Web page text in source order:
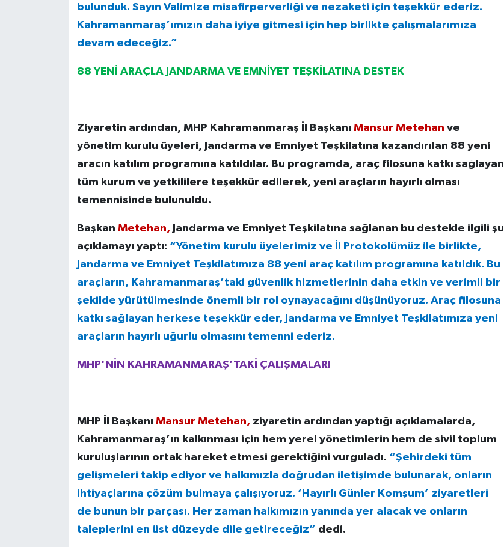
bulunduk. Sayın Valimize misafirperverliği ve nezaketi için teşekkür ederiz.
Kahramanmaraş’ımızın daha iyiye gitmesi için hep birlikte çalışmalarımıza
devam edeceğiz.”
88 YENİ ARAÇLA JANDARMA VE EMNİYET TEŞKİLATINA DESTEK
Ziyaretin ardından, MHP Kahramanmaraş İl Başkanı Mansur Metehan ve
yönetim kurulu üyeleri, Jandarma ve Emniyet Teşkilatına kazandırılan 88 yeni
aracın katılım programına katıldılar. Bu programda, araç filosuna katkı sağlayan
tüm kurum ve yetkililere teşekkür edilerek, yeni araçların hayırlı olması
temennisinde bulunuldu.
Başkan Metehan, Jandarma ve Emniyet Teşkilatına sağlanan bu destekle ilgili şu
açıklamayı yaptı: “Yönetim kurulu üyelerimiz ve İl Protokolümüz ile birlikte,
Jandarma ve Emniyet Teşkilatımıza 88 yeni araç katılım programına katıldık. Bu
araçların, Kahramanmaraş’taki güvenlik hizmetlerinin daha etkin ve verimli bir
şekilde yürütülmesinde önemli bir rol oynayacağını düşünüyoruz. Araç filosuna
katkı sağlayan herkese teşekkür eder, Jandarma ve Emniyet Teşkilatımıza yeni
araçların hayırlı uğurlu olmasını temenni ederiz.
MHP'NİN KAHRAMANMARAŞ’TAKİ ÇALIŞMALARI
MHP İl Başkanı Mansur Metehan, ziyaretin ardından yaptığı açıklamalarda,
Kahramanmaraş’ın kalkınması için hem yerel yönetimlerin hem de sivil toplum
kuruluşlarının ortak hareket etmesi gerektiğini vurguladı. “Şehirdeki tüm
gelişmeleri takip ediyor ve halkımızla doğrudan iletişimde bulunarak, onların
ihtiyaçlarına çözüm bulmaya çalışıyoruz. ‘Hayırlı Günler Komşum’ ziyaretleri
de bunun bir parçası. Her zaman halkımızın yanında yer alacak ve onların
taleplerini en üst düzeyde dile getireceğiz” dedi.